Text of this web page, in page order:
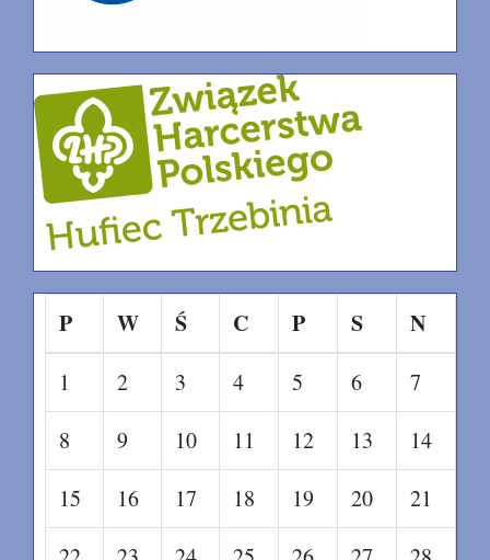
P W Ś C P S N
1 2 3 4 5 6
7
8
9 10 11 12 13
14
15
16 17 18 19 20
21